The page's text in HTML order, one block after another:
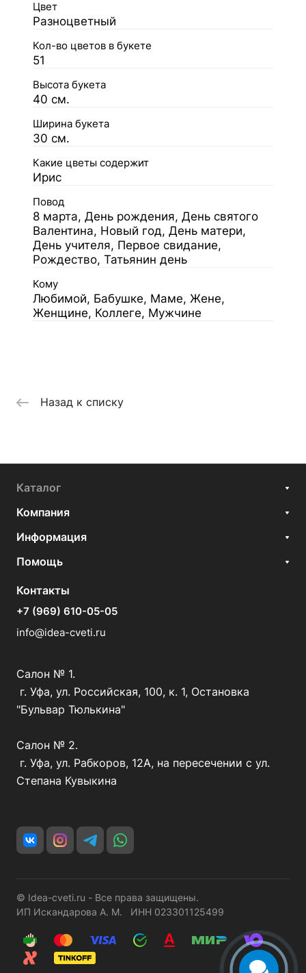
Цвет
Разноцветный
Кол-во цветов в букете
51
Высота букета
40 см.
Ширина букета
30 см.
Какие цветы содержит
Ирис
Повод
8 марта, День рождения, День святого
Валентина, Новый год, День матери,
День учителя, Первое свидание,
Рождество, Татьянин день
Кому
Любимой, Бабушке, Маме, Жене,
Женщине, Коллеге, Мужчине
Назад к списку
Каталог
Компания
Информация
Помощь
Контакты
+7 (969) 610-05-05
info@idea-cveti.ru
Салон № 1.
г. Уфа, ул. Российская, 100, к. 1, Остановка
"Бульвар Тюлькина"
Салон № 2.
г. Уфа, ул. Рабкоров, 12А, на пересечении с ул.
Степана Кувыкина
© Idea-cveti.ru - Все права защищены.
ИП Искандарова А. М. ИНН 023301125499